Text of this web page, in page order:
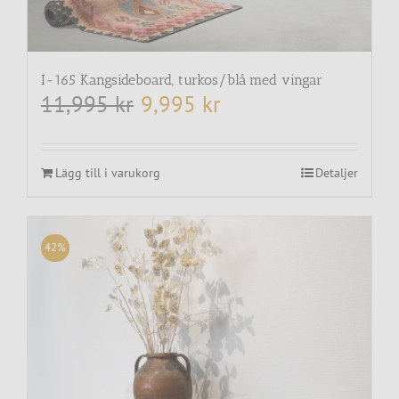
I-165 Kangsideboard, turkos/blå med vingar
11,995kr Det
ursprungliga
11,995 kr.
9,995 kr
Lägg till i varukorg Detaljer
42%